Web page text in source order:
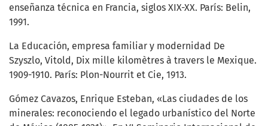
enseñanza técnica en Francia, siglos XIX-XX. París: Belin,
1991.
La Educación, empresa familiar y modernidad De
Szyszlo, Vitold, Dix mille kilomètres à travers le Mexique.
1909-1910. París: Plon-Nourrit et Cie, 1913.
Gómez Cavazos, Enrique Esteban, «Las ciudades de los
minerales: reconociendo el legado urbanístico del Norte